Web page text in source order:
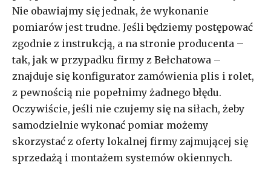
Nie obawiajmy się jednak, że wykonanie
pomiarów jest trudne. Jeśli będziemy postępować
zgodnie z instrukcją, a na stronie producenta –
tak, jak w przypadku firmy z Bełchatowa –
znajduje się konfigurator zamówienia plis i rolet,
z pewnością nie popełnimy żadnego błędu.
Oczywiście, jeśli nie czujemy się na siłach, żeby
samodzielnie wykonać pomiar możemy
skorzystać z oferty lokalnej firmy zajmującej się
sprzedażą i montażem systemów okiennych.